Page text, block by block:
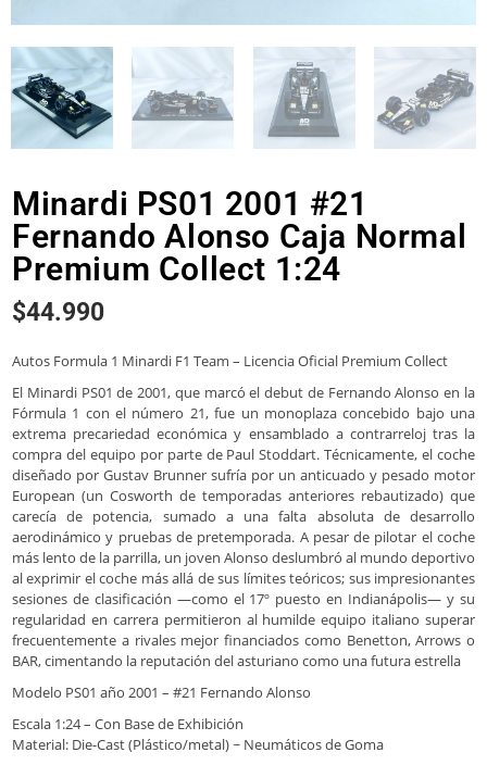
Minardi PS01 2001 #21
Fernando Alonso Caja Normal
Premium Collect 1:24
$44.990
Autos Formula 1 Minardi F1 Team – Licencia Oficial Premium Collect
El Minardi PS01 de 2001, que marcó el debut de Fernando Alonso en la
Fórmula 1 con el número 21, fue un monoplaza concebido bajo una
extrema precariedad económica y ensamblado a contrarreloj tras la
compra del equipo por parte de Paul Stoddart. Técnicamente, el coche
diseñado por Gustav Brunner sufría por un anticuado y pesado motor
European (un Cosworth de temporadas anteriores rebautizado) que
carecía de potencia, sumado a una falta absoluta de desarrollo
aerodinámico y pruebas de pretemporada. A pesar de pilotar el coche
más lento de la parrilla, un joven Alonso deslumbró al mundo deportivo
al exprimir el coche más allá de sus límites teóricos; sus impresionantes
sesiones de clasificación —como el 17º puesto en Indianápolis— y su
regularidad en carrera permitieron al humilde equipo italiano superar
frecuentemente a rivales mejor financiados como Benetton, Arrows o
BAR, cimentando la reputación del asturiano como una futura estrella
Modelo PS01 año 2001 – #21 Fernando Alonso
Escala 1:24 – Con Base de Exhibición
Material: Die-Cast (Plástico/metal) ~ Neumáticos de Goma